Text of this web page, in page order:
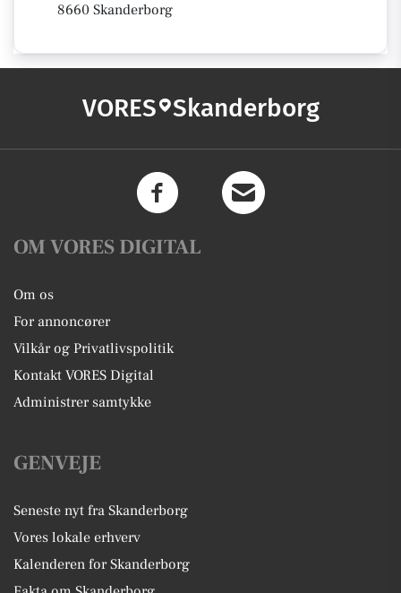
8660 Skanderborg
VORES Skanderborg
OM VORES DIGITAL
Om os
For annoncører
Vilkår og Privatlivspolitik
Kontakt VORES Digital
Administrer samtykke
GENVEJE
Seneste nyt fra Skanderborg
Vores lokale erhverv
Kalenderen for Skanderborg